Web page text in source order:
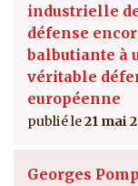
industrielle
défense
balbutiante à
véritable
européenne
21 mai
Georges